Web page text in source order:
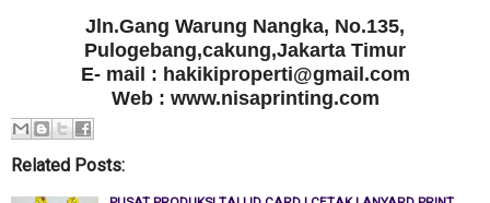
Jln.Gang Warung Nangka, No.135,
Pulogebang,cakung,Jakarta Timur
E- mail : hakikiproperti@gmail.com
Web : www.nisaprinting.com
Related Posts: